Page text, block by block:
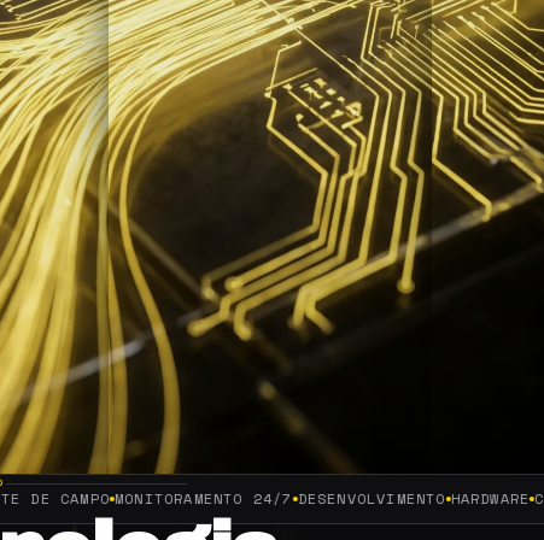
MONITORAMENTO 24/7 DESENVOLVIMENTO HARDWARE